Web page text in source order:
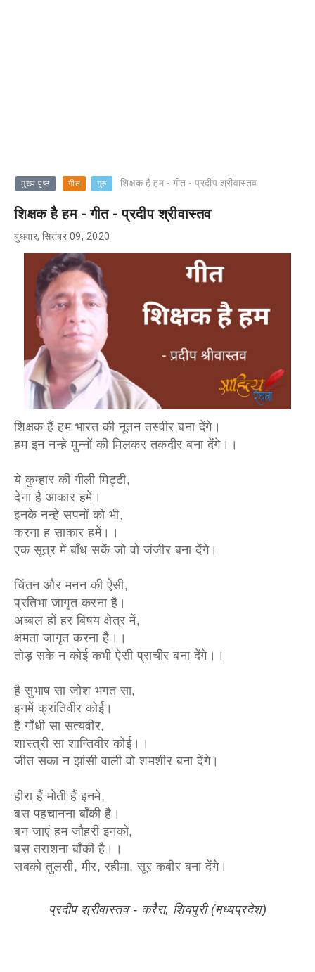
मुख्य पृष्ठ गीत गुरु शिक्षक है हम - गीत - प्रदीप श्रीवास्तव
शिक्षक है हम - गीत - प्रदीप श्रीवास्तव
बुधवार, सितंबर 09, 2020
शिक्षक हैं हम भारत की नूतन तस्वीर बना देंगे।
हम इन नन्हे मुन्नों की मिलकर तक़दीर बना देंगे।।
ये कुम्हार की गीली मिट्टी,
देना है आकार हमें।
इनके नन्हे सपनों को भी,
करना ह साकार हमें।।
एक सूत्र में बाँध सकें जो वो जंजीर बना देंगे।
चिंतन और मनन की ऐसी,
प्रतिभा जागृत करना है।
अब्बल हों हर बिषय क्षेत्र में,
क्षमता जागृत करना है।।
तोड़ सके न कोई कभी ऐसी प्राचीर बना देंगे।।
है सुभाष सा जोश भगत सा,
इनमें क्रांतिवीर कोई।
है गाँधी सा सत्यवीर,
शास्त्री सा शान्तिवीर कोई।।
जीत सका न झांसी वाली वो शमशीर बना देंगे।
हीरा हैं मोती हैं इनमे,
बस पहचानना बाँकी है।
बन जाएं हम जौहरी इनको,
बस तराशना बाँकी है।।
सबको तुलसी, मीर, रहीमा, सूर कबीर बना देंगे।
प्रदीप श्रीवास्तव - करैरा, शिवपुरी (मध्यप्रदेश)